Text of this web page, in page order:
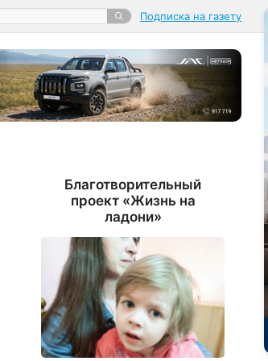
Подписка на газету
Благотворительный
проект «Жизнь на
ладони»